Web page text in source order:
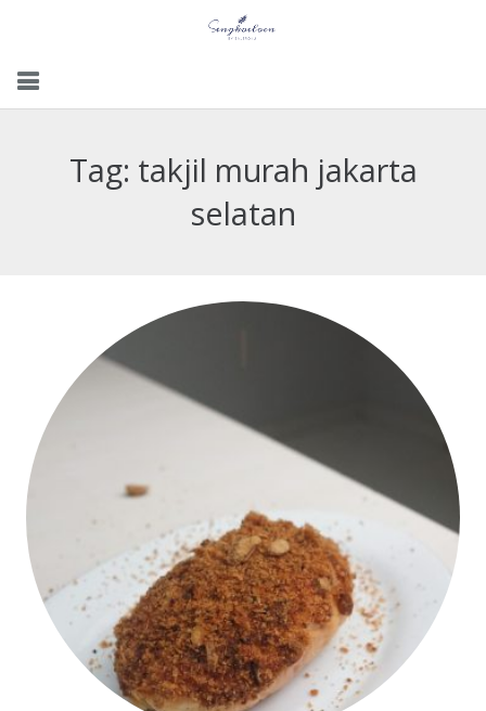
Tag: takjil murah jakarta
selatan